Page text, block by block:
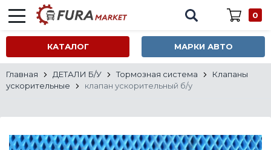
0
КАТАЛОГ МАРКИ АВТО
Главная ДЕТАЛИ Б/У Тормозная система
Клапаны
ускорительные
клапан ускорительный б/у